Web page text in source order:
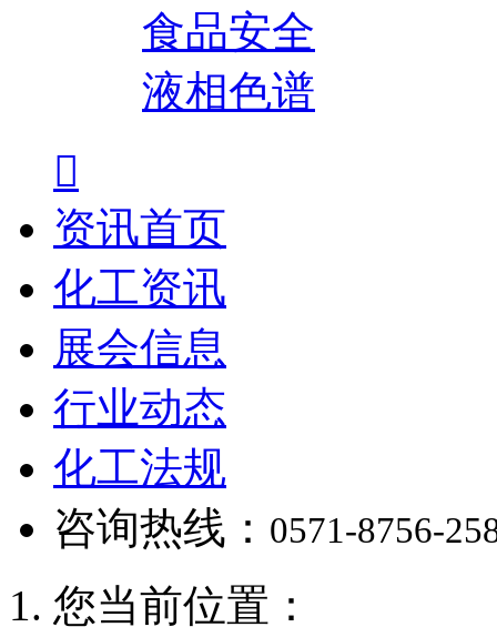
食品安全
液相色谱

资讯首页
化工资讯
展会信息
行业动态
化工法规
咨询热线： 0571-8756-
您当前位置：